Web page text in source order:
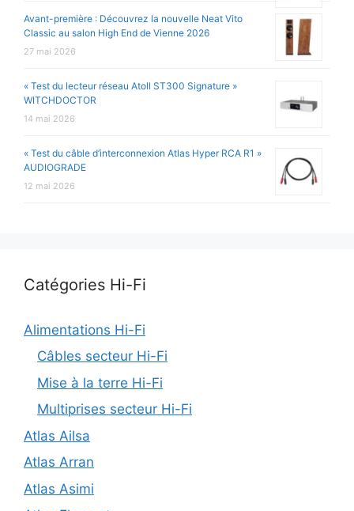
Avant-première : Découvrez la nouvelle Neat Vito
Classic au salon High End de Vienne 2026
27 mai 2026
« Test du lecteur réseau Atoll ST300 Signature »
WITCHDOCTOR
14 mai 2026
« Test du câble d’interconnexion Atlas Hyper RCA R1 »
AUDIOGRADE
12 mai 2026
Catégories Hi-Fi
Alimentations Hi-Fi
Câbles secteur Hi-Fi
Mise à la terre Hi-Fi
Multiprises secteur Hi-Fi
Atlas Ailsa
Atlas Arran
Atlas Asimi